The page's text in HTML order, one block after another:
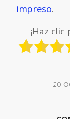
impreso.
¡Haz
20